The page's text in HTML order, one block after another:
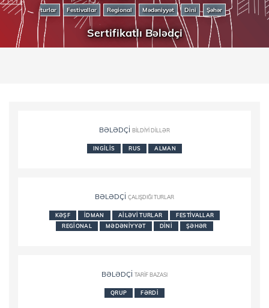
turlar Festivallar Regional Mədəniyyət Dini Şəhər
Sertifikatlı Bələdçi
BƏLƏDÇI BILDIYI DILLƏR
INGILIS RUS ALMAN
BƏLƏDÇI ÇALIŞDIĞI TURLAR
KƏŞF İDMAN AILƏVI TURLAR
FESTIVALLAR
REGIONAL
MƏDƏNIYYƏT DINI ŞƏHƏR
BƏLƏDÇI TARIF BAZASI
QRUP FƏRDI